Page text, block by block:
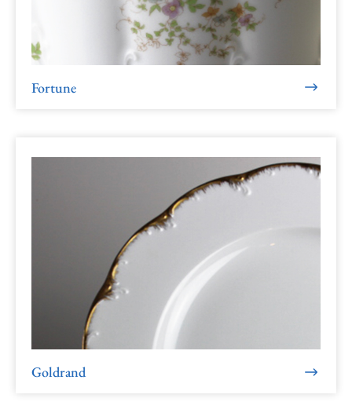
Fortune
Goldrand